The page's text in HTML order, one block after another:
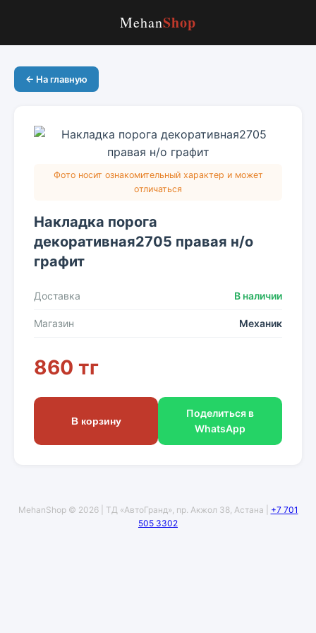
MehanShop
← На главную
Фото носит ознакомительный характер и может
отличаться
Накладка порога
декоративная2705 правая н/о
графит
Доставка В наличии
Магазин Механик
860 тг
В корзину
Поделиться в
WhatsApp
MehanShop © 2026 | ТД «АвтоГранд», пр. Акжол 38, Астана | +7 701
505 3302